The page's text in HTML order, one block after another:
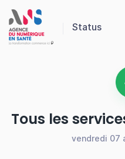
Status
Tous les
vendredi 07
Panneau de gestion des